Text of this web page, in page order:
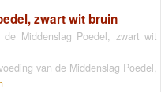
zwart wit bruin
Middenslag Poedel, zwart wit
van de Middenslag Poedel,